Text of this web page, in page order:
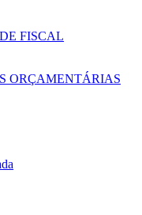
FISCAL
ORÇAMENTÁRIAS